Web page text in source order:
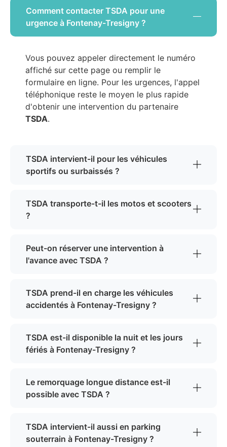
Comment contacter TSDA pour une
urgence à Fontenay-Tresigny ?
Vous pouvez appeler directement le numéro
affiché sur cette page ou remplir le
formulaire en ligne. Pour les urgences, l'appel
téléphonique reste le moyen le plus rapide
d'obtenir une intervention du partenaire
TSDA.
TSDA intervient-il pour les véhicules
sportifs ou surbaissés ?
TSDA transporte-t-il les motos et scooters
?
Peut-on réserver une intervention à
l'avance avec TSDA ?
TSDA prend-il en charge les véhicules
accidentés à Fontenay-Tresigny ?
TSDA est-il disponible la nuit et les jours
fériés à Fontenay-Tresigny ?
Le remorquage longue distance est-il
possible avec TSDA ?
TSDA intervient-il aussi en parking
souterrain à Fontenay-Tresigny ?